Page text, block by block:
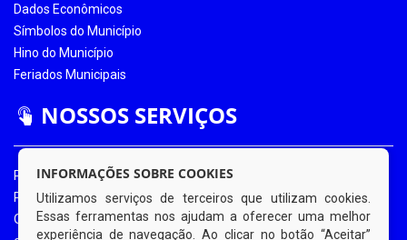
Dados Econômicos
Símbolos do Município
Hino do Município
Feriados Municipais
NOSSOS SERVIÇOS
Portal da Transparência
Portal da Transparência COVID-19
Ouvidoria Eletrônica
INFORMAÇÕES SOBRE COOKIES
Utilizamos serviços de terceiros que utilizam cookies.
Essas ferramentas nos ajudam a oferecer uma melhor
experiência de navegação. Ao clicar no botão “Aceitar”